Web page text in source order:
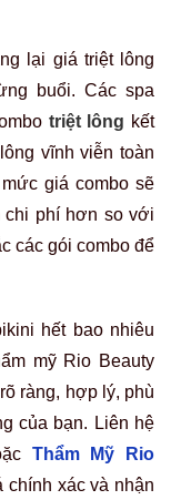
lại giá triệt lông
buổi. Các spa
triệt lông kết
vĩnh viễn toàn
giá combo sẽ
chi phí hơn so với
các gói combo để
hết bao nhiêu
mỹ Rio Beauty
ràng, hợp lý, phù
của bạn. Liên hệ
Thẩm Mỹ Rio
xác và nhận